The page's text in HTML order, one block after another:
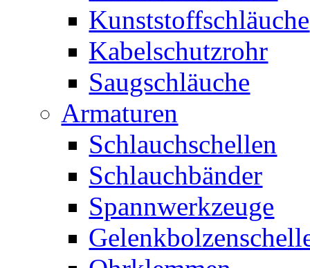
Kunststoffschläuche
Kabelschutzrohr
Saugschläuche
Armaturen
Schlauchschellen
Schlauchbänder
Spannwerkzeuge